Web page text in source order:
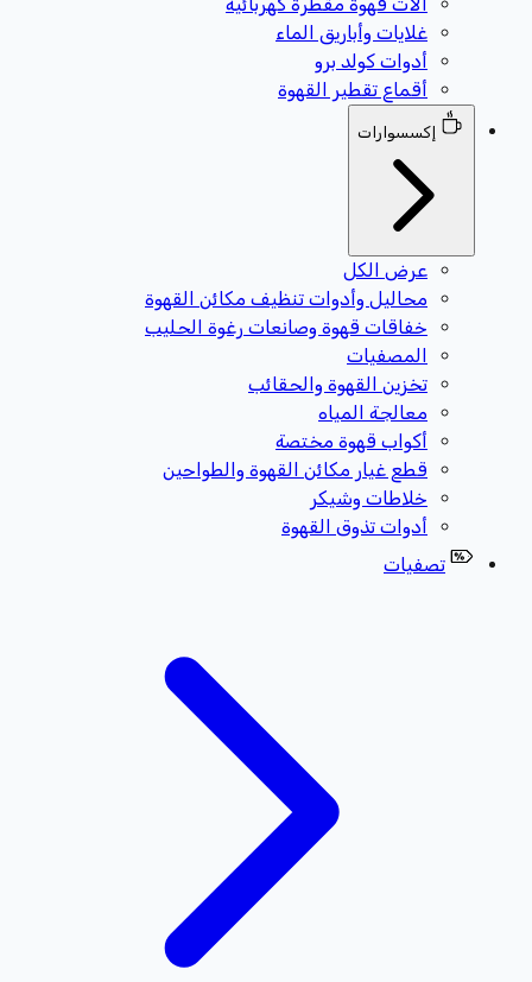
غلايات وأباريق الماء
أدوات كولد برو
أقماع تقطير القهوة
إكسسوارات
عرض الكل
محاليل وأدوات تنظيف مكائن القهوة
خفاقات قهوة وصانعات رغوة الحليب
المصفيات
تخزين القهوة والحقائب
معالجة المياه
أكواب قهوة مختصة
قطع غيار مكائن القهوة والطواحين
خلاطات وشيكر
أدوات تذوق القهوة
تصفيات